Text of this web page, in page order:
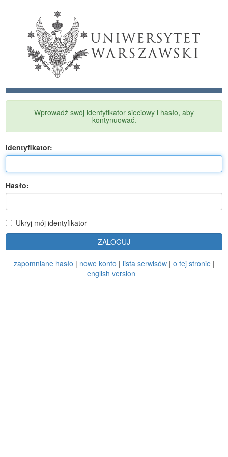
Wprowadź swój identyfikator sieciowy i hasło, aby
kontynuować.
Identyfikator:
Hasło:
Ukryj mój identyfikator
ZALOGUJ
zapomniane hasło | nowe konto | lista serwisów| o tej stronie|
english version